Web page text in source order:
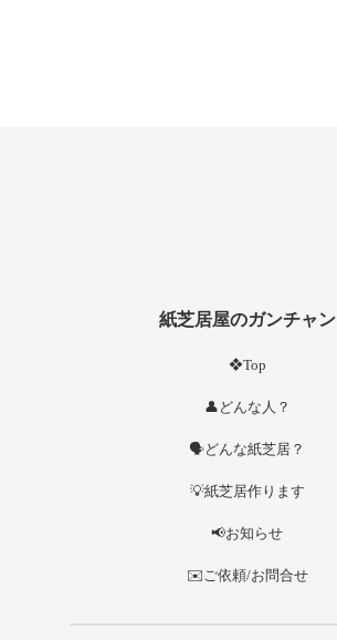
紙芝居屋のガンチャン
❖Top
👤どんな人？
🗣️どんな紙芝居？
💡紙芝居作ります
📢お知らせ
✉️ご依頼/お問合せ